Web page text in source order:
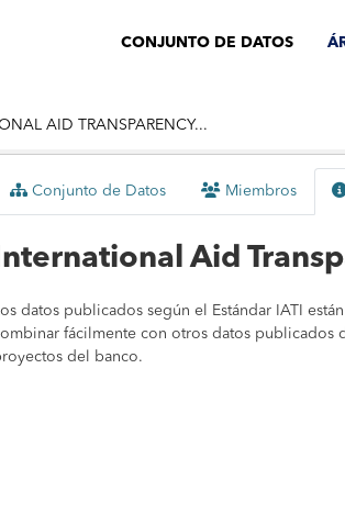
CONJUNTO DE DATOS
AID TRANSPARENCY...
Conjunto de Datos Miembros
Aid
datos publicados según el Estándar IATI
fácilmente con otros datos publicados
del banco.